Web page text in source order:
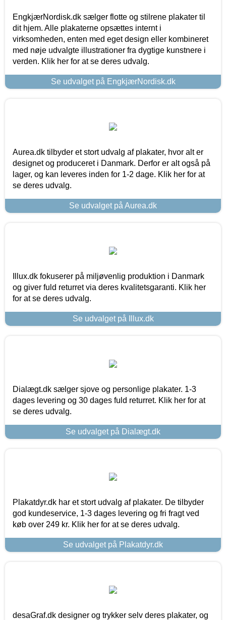
EngkjærNordisk.dk sælger flotte og stilrene plakater til
dit hjem. Alle plakaterne opsættes internt i
virksomheden, enten med eget design eller kombineret
med nøje udvalgte illustrationer fra dygtige kunstnere i
verden. Klik her for at se deres udvalg.
Se udvalget på EngkjærNordisk.dk
Aurea.dk tilbyder et stort udvalg af plakater, hvor alt er
designet og produceret i Danmark. Derfor er alt også på
lager, og kan leveres inden for 1-2 dage. Klik her for at
se deres udvalg.
Se udvalget på Aurea.dk
Illux.dk fokuserer på miljøvenlig produktion i Danmark
og giver fuld returret via deres kvalitetsgaranti. Klik her
for at se deres udvalg.
Se udvalget på Illux.dk
Dialægt.dk sælger sjove og personlige plakater. 1-3
dages levering og 30 dages fuld returret. Klik her for at
se deres udvalg.
Se udvalget på Dialægt.dk
Plakatdyr.dk har et stort udvalg af plakater. De tilbyder
god kundeservice, 1-3 dages levering og fri fragt ved
køb over 249 kr. Klik her for at se deres udvalg.
Se udvalget på Plakatdyr.dk
desaGraf.dk designer og trykker selv deres plakater, og